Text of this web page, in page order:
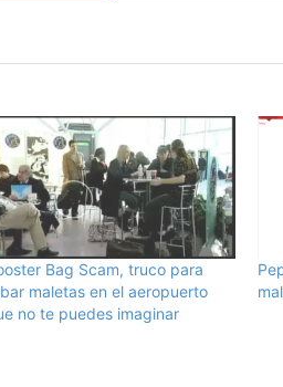
Bag Scam, truco para
maletas en el aeropuerto
no te puedes imaginar